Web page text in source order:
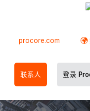
procore.com
联系人 登录